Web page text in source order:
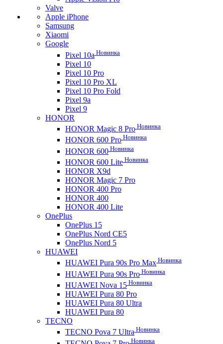
Valve
Apple iPhone
Samsung
Xiaomi
Google
Pixel 10a Новинка
Pixel 10
Pixel 10 Pro
Pixel 10 Pro XL
Pixel 10 Pro Fold
Pixel 9a
Pixel 9
HONOR
HONOR Magic 8 Pro Новинка
HONOR 600 Pro Новинка
HONOR 600 Новинка
HONOR 600 Lite Новинка
HONOR X9d
HONOR Magic 7 Pro
HONOR 400 Pro
HONOR 400
HONOR 400 Lite
OnePlus
OnePlus 15
OnePlus Nord CE5
OnePlus Nord 5
HUAWEI
HUAWEI Pura 90s Pro Max Новинка
HUAWEI Pura 90s Pro Новинка
HUAWEI Nova 15 Новинка
HUAWEI Pura 80 Pro
HUAWEI Pura 80 Ultra
HUAWEI Pura 80
TECNO
TECNO Pova 7 Ultra Новинка
Новинка